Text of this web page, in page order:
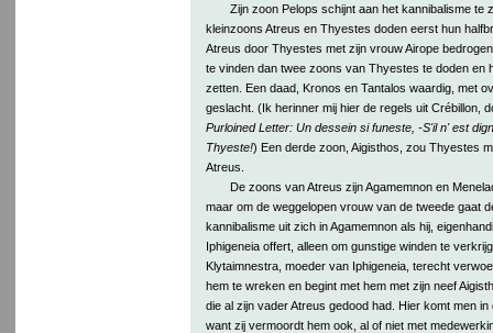
Zijn zoon Pelops schijnt aan het kannibalisme te
kleinzoons Atreus en Thyestes doden eerst hun
Atreus door Thyestes met zijn vrouw Airope
te vinden dan twee zoons van Thyestes te doden en
zetten. Een daad, Kronos en Tantalos waardig, met
geslacht. (Ik herinner mij hier de regels uit Crébillon,
Purloined Letter: Un dessein si funeste, -S'il n' est
Thyeste!) Een derde zoon, Aigisthos, zou Thyestes
Atreus.
De zoons van Atreus zijn Agamemnon en
maar om de weggelopen vrouw van de tweede gaat
kannibalisme uit zich in Agamemnon als hij,
Iphigeneia offert, alleen om gunstige winden te
Klytaimnestra, moeder van Iphigeneia, terecht
hem te wreken en begint met hem met zijn neef
die al zijn vader Atreus gedood had. Hier komt men
want zij vermoordt hem ook, al of niet met